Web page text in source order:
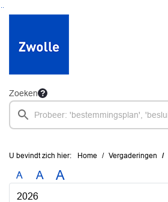
Ga naar de inhoud van deze pagina
Ga naar het zoeken
Ga naar het menu
Zoeken
U bevindt zich hier: Home Vergaderingen
A A A
2026